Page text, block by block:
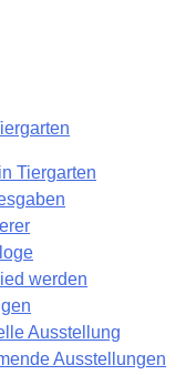
Tiergarten
werden
Ausstellung
Ausstellungen